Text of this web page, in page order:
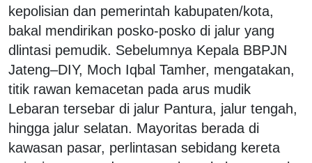
kepolisian dan pemerintah kabupaten/kota,
bakal mendirikan posko-posko di jalur yang
dlintasi pemudik. Sebelumnya Kepala BBPJN
Jateng–DIY, Moch Iqbal Tamher, mengatakan,
titik rawan kemacetan pada arus mudik
Lebaran tersebar di jalur Pantura, jalur tengah,
hingga jalur selatan. Mayoritas berada di
kawasan pasar, perlintasan sebidang kereta